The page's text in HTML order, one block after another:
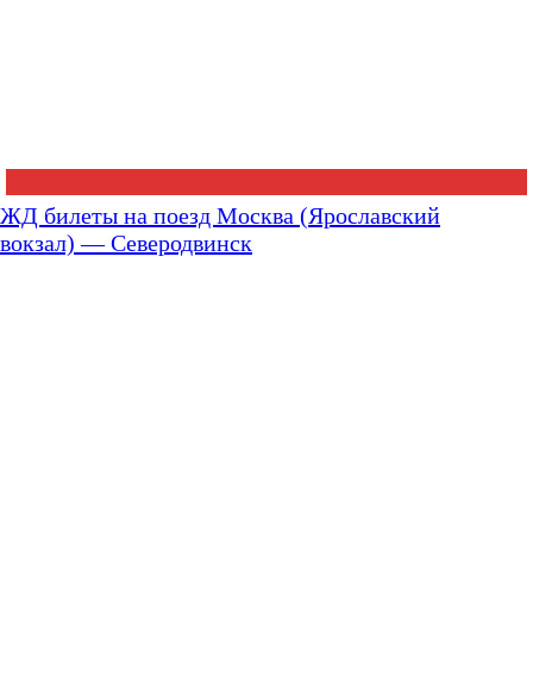
ЖД билеты на поезд Москва (Ярославский
вокзал) — Северодвинск